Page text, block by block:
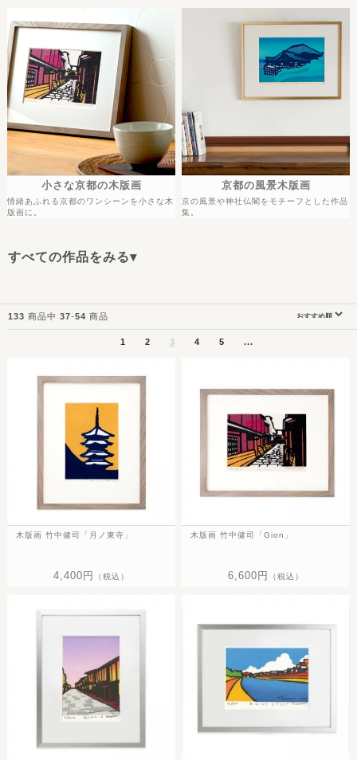
小さな京都の木版画
情緒あふれる京都のワンシーンを小さな木
版画に。
京都の風景木版画
京の風景や神社仏閣をモチーフとした作品
集。
すべての作品をみる▾
133 商品中 37-54 商品
1 2 3 4 5 ...
木版画 竹中健司「月ノ東寺」
4,400円 （税込）
木版画 竹中健司「Gion」
6,600円 （税込）